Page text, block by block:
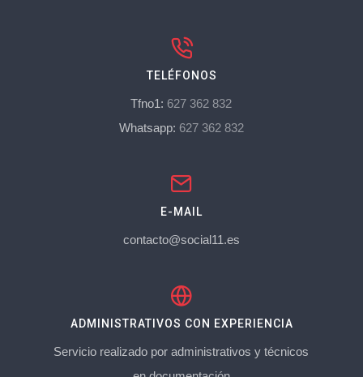
TELÉFONOS
Tfno1: 627 362 832
Whatsapp: 627 362 832
E-MAIL
contacto@social11.es
ADMINISTRATIVOS CON EXPERIENCIA
Servicio realizado por administrativos y técnicos